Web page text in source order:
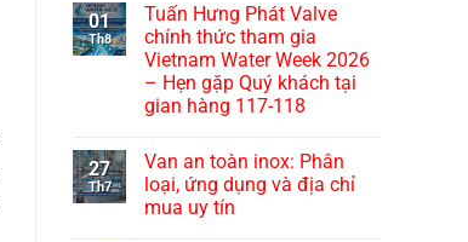
01
Th8
Tuấn Hưng Phát Valve
chính thức tham gia
Vietnam Water Week 2026
– Hẹn gặp Quý khách tại
gian hàng 117-118
27
Th7
Van an toàn inox: Phân
loại, ứng dụng và địa chỉ
mua uy tín